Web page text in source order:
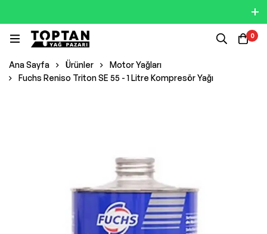
0
Ana Sayfa Ürünler
Motor Yağları
Fuchs Reniso Triton SE 55 - 1 Litre Kompresör Yağı